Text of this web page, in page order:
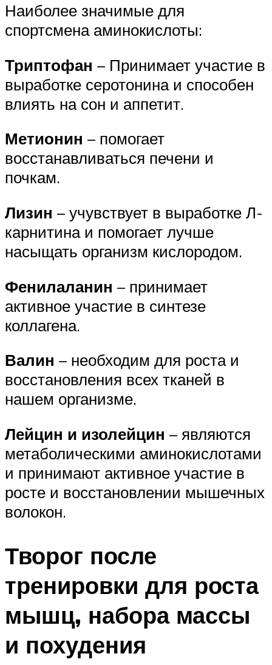
Наиболее значимые для
спортсмена аминокислоты:
Триптофан – Принимает участие в
выработке серотонина и способен
влиять на сон и аппетит.
Метионин – помогает
восстанавливаться печени и
почкам.
Лизин – учувствует в выработке Л-
карнитина и помогает лучше
насыщать организм кислородом.
Фенилаланин – принимает
активное участие в синтезе
коллагена.
Валин – необходим для роста и
восстановления всех тканей в
нашем организме.
Лейцин и изолейцин – являются
метаболическими аминокислотами
и принимают активное участие в
росте и восстановлении мышечных
волокон.
Творог после
тренировки для роста
мышц, набора массы
и похудения